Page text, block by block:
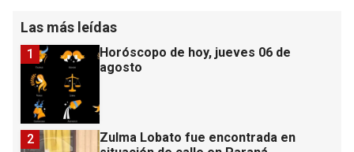
Las más leídas
Horóscopo de hoy, jueves 06 de
agosto
1
Zulma Lobato fue encontrada en
2